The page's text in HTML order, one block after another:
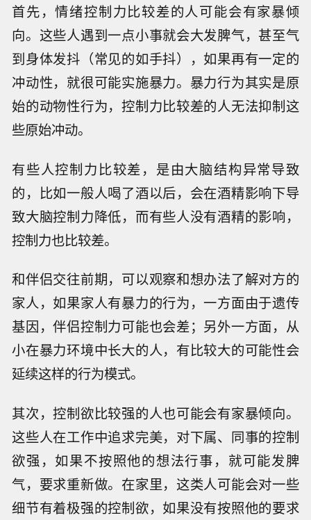
首先，情绪控制力比较差的人可能会有家暴倾
向。这些人遇到一点小事就会大发脾气，甚至气
到身体发抖（常见的如手抖），如果再有一定的
冲动性，就很可能实施暴力。暴力行为其实是原
始的动物性行为，控制力比较差的人无法抑制这
些原始冲动。
有些人控制力比较差，是由大脑结构异常导致
的，比如一般人喝了酒以后，会在酒精影响下导
致大脑控制力降低，而有些人没有酒精的影响，
控制力也比较差。
和伴侣交往前期，可以观察和想办法了解对方的
家人，如果家人有暴力的行为，一方面由于遗传
基因，伴侣控制力可能也会差；另外一方面，从
小在暴力环境中长大的人，有比较大的可能性会
延续这样的行为模式。
其次，控制欲比较强的人也可能会有家暴倾向。
这些人在工作中追求完美，对下属、同事的控制
欲强，如果不按照他的想法行事，就可能发脾
气，要求重新做。在家里，这类人可能会对一些
细节有着极强的控制欲，如果没有按照他的要求